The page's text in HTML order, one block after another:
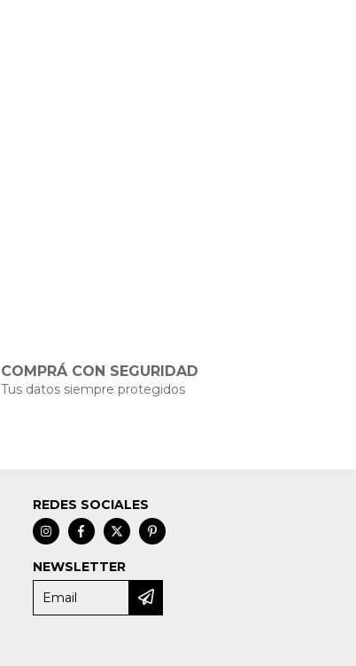
COMPRÁ CON SEGURIDAD
Tus datos siempre protegidos
REDES SOCIALES
NEWSLETTER